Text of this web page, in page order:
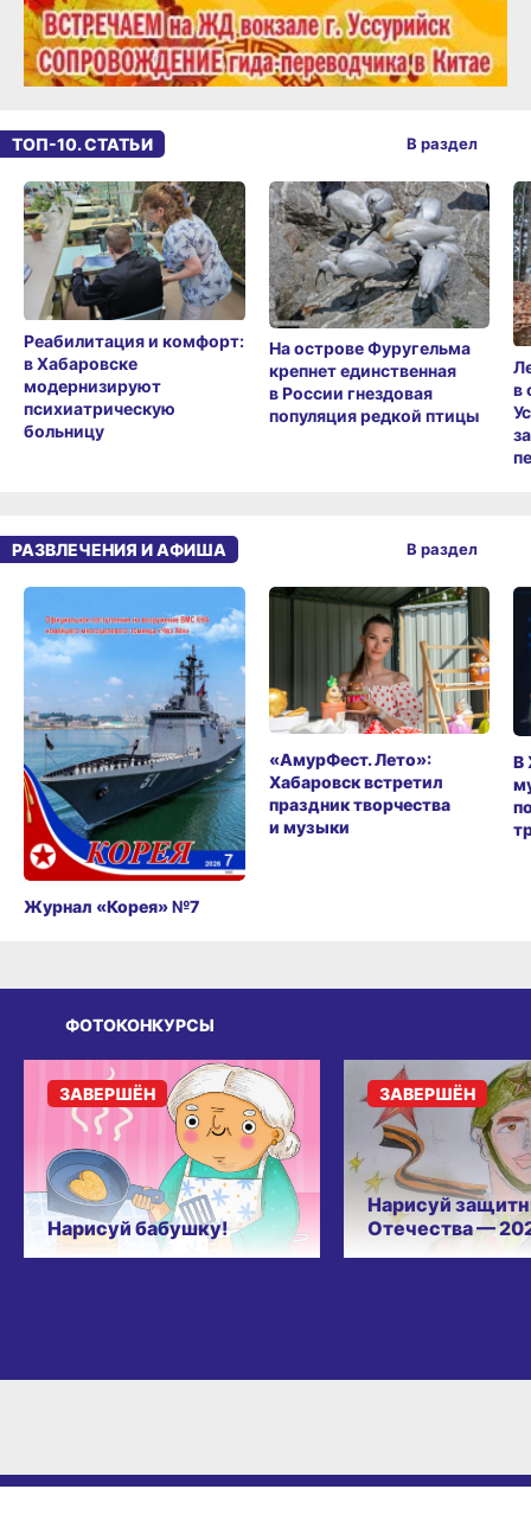
ТОП-10. СТАТЬИ
Реабилитация и комфорт:
в Хабаровске
модернизируют
психиатрическую
больницу
На острове Фуругельма
крепнет единственная
в России гнездовая
популяция редкой птицы
в
В раздел
РАЗВЛЕЧЕНИЯ И АФИША
Журнал «Корея» №7
«АмурФест. Лето»:
Хабаровск встретил
праздник творчества
и музыки
В
В раздел
ФОТОКОНКУРСЫ
Нарисуй бабушку!
ЗАВЕРШЁН
Нарисуй
Отечества —
ЗАВЕРШЁН